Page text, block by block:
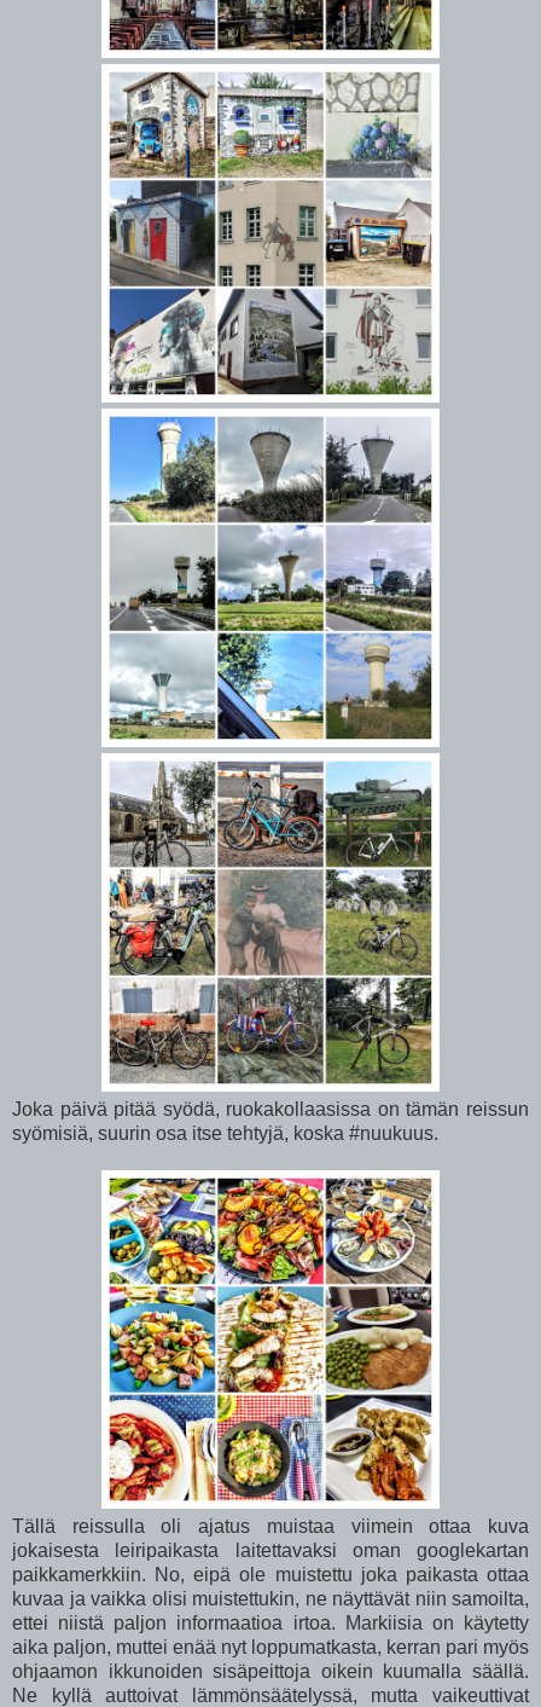
Joka päivä pitää syödä, ruokakollaasissa on tämän reissun
syömisiä, suurin osa itse tehtyjä, koska #nuukuus.
Tällä reissulla oli ajatus muistaa viimein ottaa kuva
jokaisesta leiripaikasta laitettavaksi oman googlekartan
paikkamerkkiin. No, eipä ole muistettu joka paikasta ottaa
kuvaa ja vaikka olisi muistettukin, ne näyttävät niin samoilta,
ettei niistä paljon informaatioa irtoa. Markiisia on käytetty
aika paljon, muttei enää nyt loppumatkasta, kerran pari myös
ohjaamon ikkunoiden sisäpeittoja oikein kuumalla säällä.
Ne kyllä auttoivat lämmönsäätelyssä, mutta vaikeuttivat